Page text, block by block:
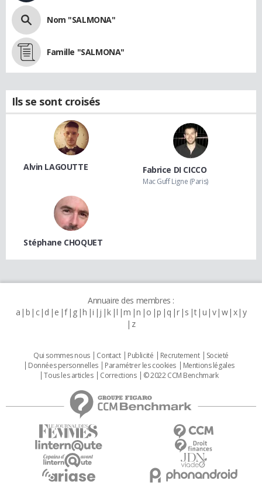
Nom "SALMONA"
Famille "SALMONA"
Ils se sont croisés
Alvin LAGOUTTE Fabrice DI CICCO
Mac Guff Ligne (Paris)
Stéphane CHOQUET
Annuaire des membres :
a b c d e f g h i j k l m n o p q r s t u v w x y
z
Qui sommes nous Contact Publicité Recrutement
Societé
Données personnelles
Paramétrer les cookies
Mentions légales
Tous les articles
Corrections © 2022 CCM Benchmark